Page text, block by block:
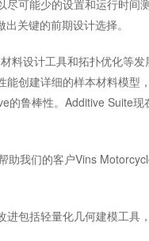
可能少的设置和运行时
出关键的前期设计选择。
料设计工具和拓扑优化等
创建详细的样本材料模
鲁棒性。Additive Suite
我们的客户Vins
进包括轻量化几何建模工